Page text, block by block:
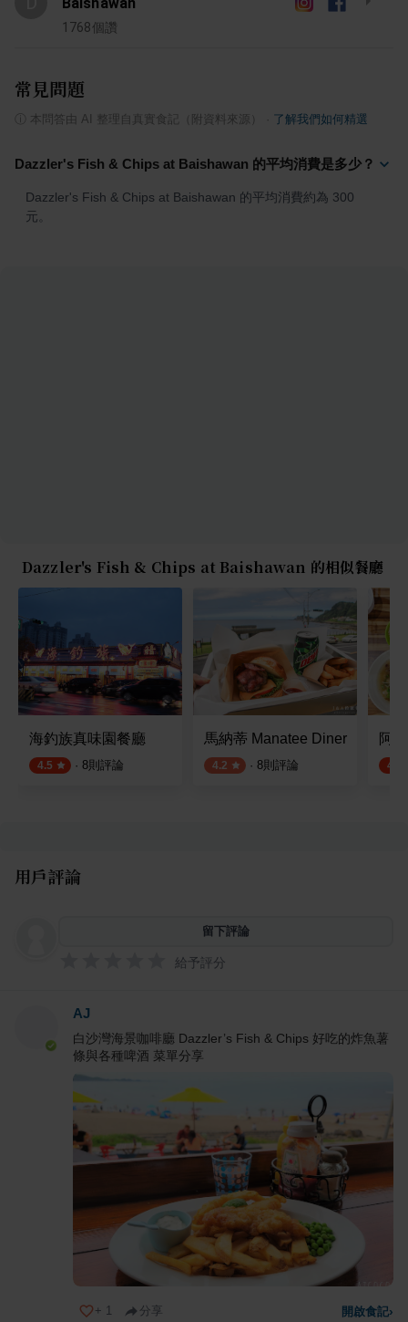
1768個讚
常見問題
本問答由 AI 整理自真實食記（附資料來源） 了解我們如何精選
Dazzler's Fish & Chips at Baishawan 的平均消費是多少？
Dazzler's Fish & Chips at Baishawan 的平均消費約為 300
元。
Dazzler's Fish & Chips at Baishawan 的相似餐廳
海釣族真味園餐廳
4.5 · 8則評論
馬納蒂 Manatee Diner
4.2 · 8則評論
阿
4.5
用戶評論
留下評論
給予評分
AJ
白沙灣海景咖啡廳 Dazzler’s Fish & Chips 好吃的炸魚薯
條與各種啤酒 菜單分享
+ 1 分享 開啟食記›